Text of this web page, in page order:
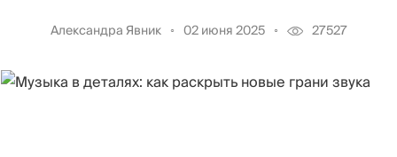
Александра Явник 02 июня 2025 27527